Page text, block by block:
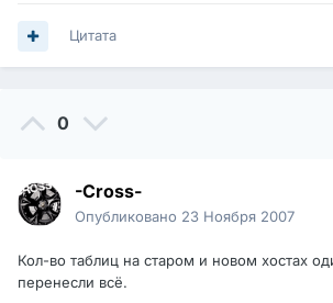
Цитата
0
-Cross-
Опубликовано 23 Ноября 2007
Кол-во таблиц на старом и новом хостах
перенесли всё.